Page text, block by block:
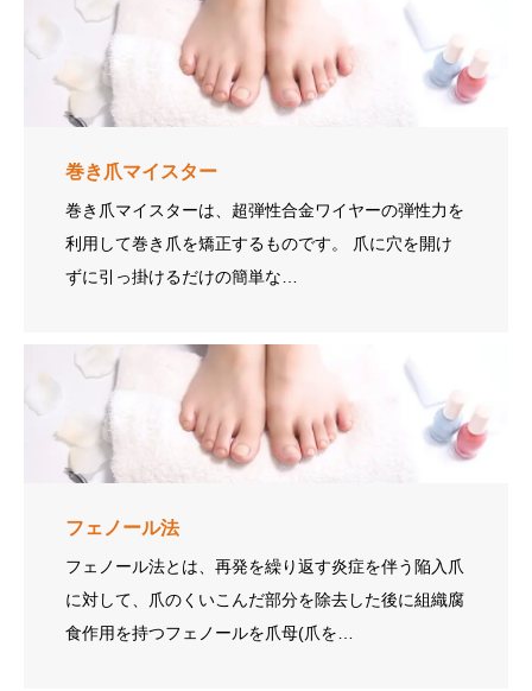
巻き爪マイスター
巻き爪マイスターは、超弾性合金ワイヤーの弾性力を
利用して巻き爪を矯正するものです。 爪に穴を開け
ずに引っ掛けるだけの簡単な…
フェノール法
フェノール法とは、再発を繰り返す炎症を伴う陥入爪
に対して、爪のくいこんだ部分を除去した後に組織腐
食作用を持つフェノールを爪母(爪を…